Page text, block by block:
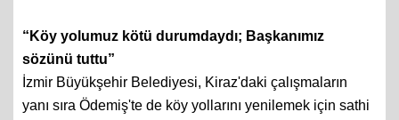
“Köy yolumuz kötü durumdaydı; Başkanımız
sözünü tuttu”
İzmir Büyükşehir Belediyesi, Kiraz'daki çalışmaların
yanı sıra Ödemiş'te de köy yollarını yenilemek için sathi